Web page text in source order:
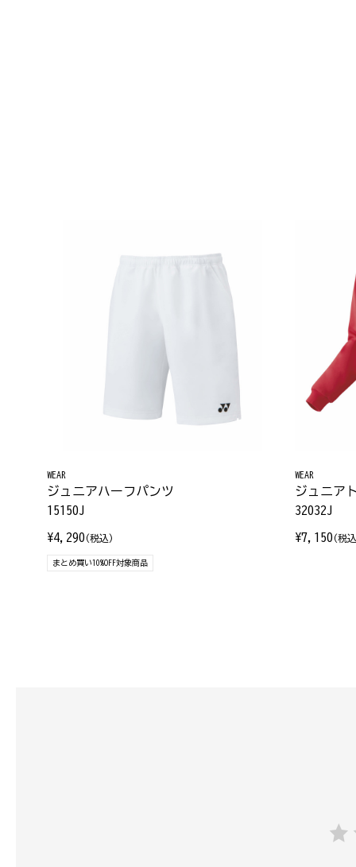
WEAR
ジュニアハーフパンツ
15150J
¥4,290 (税込)
まとめ買い10%OFF対象商品
WEAR
ジュニア
32032J
¥7,150 (税